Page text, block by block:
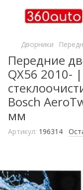
Дворники
Передние
QX56 2010-
Bosch
мм
Артикул: 196314